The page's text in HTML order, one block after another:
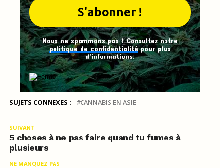
Nous ne spammons pas ! Consultez notre
politique de confidentialitépour plus
d’informations.
SUJETS CONNEXES : CANNABIS EN ASIE
SUIVANT
5 choses à ne pas faire quand tu fumes à
plusieurs
NE MANQUEZ PAS